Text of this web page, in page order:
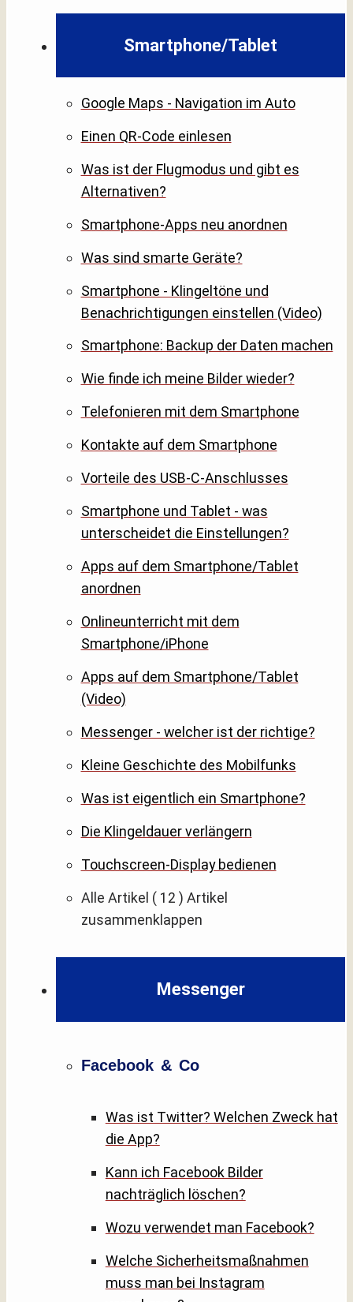
Smartphone/Tablet
Google Maps - Navigation im Auto
Einen QR-Code einlesen
Was ist der Flugmodus und gibt es
Alternativen?
Smartphone-Apps neu anordnen
Was sind smarte Geräte?
Smartphone - Klingeltöne und
Benachrichtigungen einstellen (Video)
Smartphone: Backup der Daten machen
Wie finde ich meine Bilder wieder?
Telefonieren mit dem Smartphone
Kontakte auf dem Smartphone
Vorteile des USB-C-Anschlusses
Smartphone und Tablet - was
unterscheidet die Einstellungen?
Apps auf dem Smartphone/Tablet
anordnen
Onlineunterricht mit dem
Smartphone/iPhone
Apps auf dem Smartphone/Tablet
(Video)
Messenger - welcher ist der richtige?
Kleine Geschichte des Mobilfunks
Was ist eigentlich ein Smartphone?
Die Klingeldauer verlängern
Touchscreen-Display bedienen
Alle Artikel ( 12 ) Artikel
zusammenklappen
Messenger
Facebook & Co
Was ist Twitter? Welchen Zweck hat
die App?
Kann ich Facebook Bilder
nachträglich löschen?
Wozu verwendet man Facebook?
Welche Sicherheitsmaßnahmen
muss man bei Instagram